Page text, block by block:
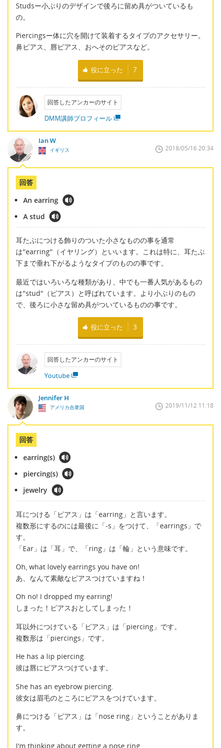
Studsー小ぶりのデザインで後ろに留め具がついているも
の。
Piercingsー体に穴を開けて装着するタイプのアクセサリー。
鼻ピアス、唇ピアス、おへそのピアスなど。
役に立った 7
回答したアンカーのサイト
DMM講師プロフィール
Ian W
イギリス 2018/05/16 20:34
回答
An earring
A stud
耳たぶにつける飾りのついた小さなものの事を通常
は"earring"（イヤリング）といいます。これは特に、耳たぶ
下まで垂れ下がるようなタイプのものの事です。
最近ではいろいろな種類があり、中でも一番人気があるもの
は"stud"（ピアス）と呼ばれています。より小ぶりのもの
で、後ろに小さな留め具がついているものの事です。
役に立った 3
回答したアンカーのサイト
Youtube
Jennifer H
アメリカ合衆国 2019/11/12 11:18
回答
earring(s)
piercing(s)
jewelry
耳につける「ピアス」は「earring」と言います。
複数形にするのには最後に「-s」をつけて、「earrings」で
す。
「Ear」は「耳」で、「ring」は「輪」という意味です。
Oh, what lovely earrings you have on!
あ、なんて素敵なピアスつけていますね！
Oh no! I dropped my earring!
しまった！ピアスおとしてしまった！
耳以外につけている「ピアス」は「piercing」です。
複数形は「piercings」です。
He has a lip piercing.
彼は唇にピアスつけています。
She has an eyebrow piercing.
彼女は眉毛のところにピアスをつけています。
鼻につける「ピアス」は「nose ring」ということがありま
す。
I'm thinking about getting a nose ring.